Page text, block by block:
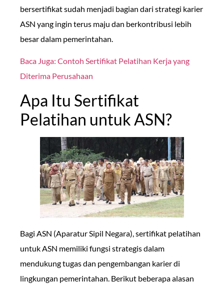
bersertifikat sudah menjadi bagian dari strategi karier
ASN yang ingin terus maju dan berkontribusi lebih
besar dalam pemerintahan.
Baca Juga: Contoh Sertifikat Pelatihan Kerja yang
Diterima Perusahaan
Apa Itu Sertifikat
Pelatihan untuk ASN?
Bagi ASN (Aparatur Sipil Negara), sertifikat pelatihan
untuk ASN memiliki fungsi strategis dalam
mendukung tugas dan pengembangan karier di
lingkungan pemerintahan. Berikut beberapa alasan